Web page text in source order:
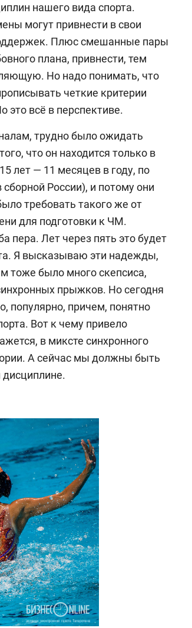
нашего вида спорта.
могут привнести в свои
Плюс смешанные пары
плана, привнести, тем
Но надо понимать, что
четкие критерии
это всё в перспективе.
трудно было ожидать
что он находится только в
лет — 11 месяцев в году, по
России), и потому они
требовать такого же от
для подготовки к ЧМ.
пера. Лет через пять это будет
Я высказываю эти надежды,
тоже было много скепсиса,
прыжков. Но сегодня
популярно, причем, понятно
Вот к чему привело
в миксте синхронного
А сейчас мы должны быть